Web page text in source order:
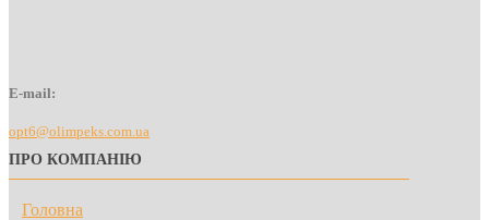
E-mail:
opt6@olimpeks.com.ua
ПРО КОМПАНІЮ
Головна